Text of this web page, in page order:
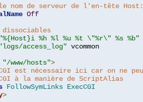
nom de serveur de l'en-tête Host:
Off
dissociables
"%{Host}i %h %l %u %t \"%r\" %s %b"
"logs/access_log" vcommon
"/www/hosts">
est nécessaire ici car on ne
à la manière de ScriptAlias
FollowSymLinks ExecCGI
>